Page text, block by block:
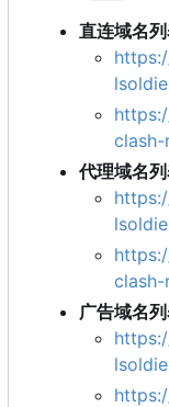
直连域名
clash-
代理域名
clash-
广告域名